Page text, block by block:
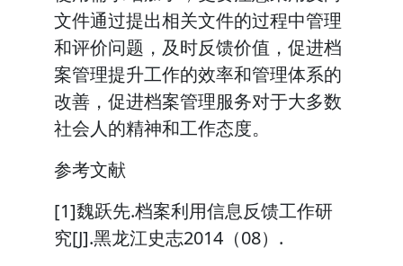
文件通过提出相关文件的过程中管理
和评价问题，及时反馈价值，促进档
案管理提升工作的效率和管理体系的
改善，促进档案管理服务对于大多数
社会人的精神和工作态度。
参考文献
[1]魏跃先.档案利用信息反馈工作研
究[J].黑龙江史志2014（08）.